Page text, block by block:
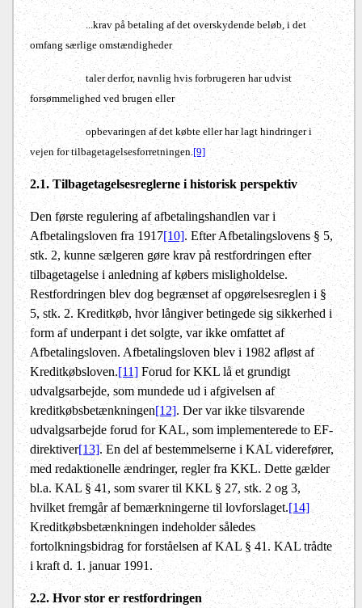
...krav på betaling af det overskydende beløb, i det
omfang særlige omstændigheder
taler derfor, navnlig hvis forbrugeren har udvist
forsømmelighed ved brugen eller
opbevaringen af det købte eller har lagt hindringer i
vejen for tilbagetagelsesforretningen.[9]
2.1. Tilbagetagelsesreglerne i historisk perspektiv
Den første regulering af afbetalingshandlen var i
Afbetalingsloven fra 1917[10]. Efter Afbetalingslovens § 5,
stk. 2, kunne sælgeren gøre krav på restfordringen efter
tilbagetagelse i anledning af købers misligholdelse.
Restfordringen blev dog begrænset af opgørelsesreglen i §
5, stk. 2. Kreditkøb, hvor långiver betingede sig sikkerhed i
form af underpant i det solgte, var ikke omfattet af
Afbetalingsloven. Afbetalingsloven blev i 1982 afløst af
Kreditkøbsloven.[11] Forud for KKL lå et grundigt
udvalgsarbejde, som mundede ud i afgivelsen af
kreditkøbsbetænkningen[12]. Der var ikke tilsvarende
udvalgsarbejde forud for KAL, som implementerede to EF-
direktiver[13]. En del af bestemmelserne i KAL viderefører,
med redaktionelle ændringer, regler fra KKL. Dette gælder
bl.a. KAL § 41, som svarer til KKL § 27, stk. 2 og 3,
hvilket fremgår af bemærkningerne til lovforslaget.[14]
Kreditkøbsbetænkningen indeholder således
fortolkningsbidrag for forståelsen af KAL § 41. KAL trådte
i kraft d. 1. januar 1991.
2.2. Hvor stor er restfordringen